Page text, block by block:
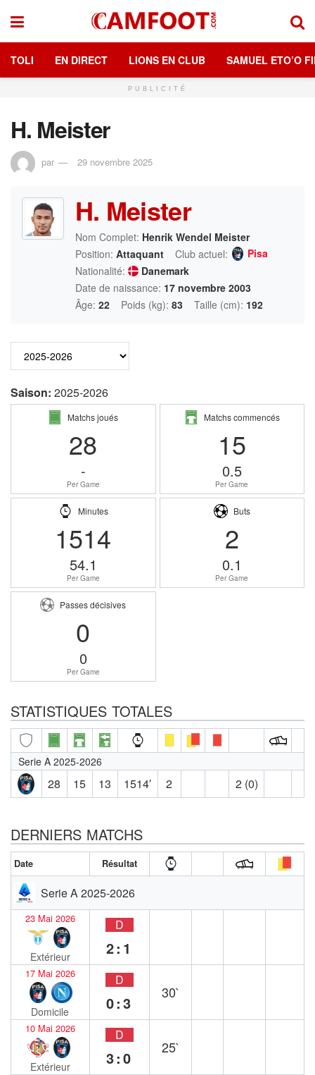
TOLI EN DIRECT LIONS EN CLUB SAMUEL ETO’O
PUBLICITÉ
H. Meister
par 29 novembre 2025
H. Meister
Nom Complet: Henrik Wendel Meister
Position: Attaquant Club actuel:
Pisa
Nationalité:
Danemark
Date de naissance: 17 novembre 2003
Âge: 22 Poids (kg): 83 Taille (cm): 192
Saison: 2025-2026
Matchs joués
28
-
Per Game
Matchs commencés
15
0.5
Per Game
Minutes
1514
54.1
Per Game
Buts
2
0.1
Per Game
Passes décisives
0
0
Per Game
STATISTIQUES TOTALES
Serie A 2025-2026
28 15 13 1514′ 2 2 (0)
DERNIERS MATCHS
Date Résultat
Serie A 2025-2026
23 Mai 2026
Extérieur
D
2:1
17 Mai 2026
Domicile
D
0:3
30`
10 Mai 2026
Extérieur
D
3:0
25`